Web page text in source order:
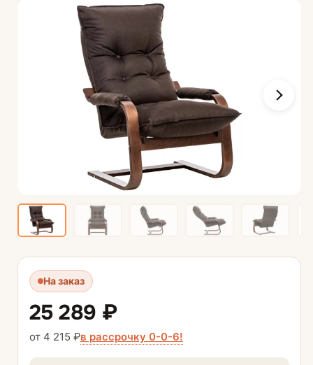
На заказ
25 289 ₽
от 4 215 ₽в рассрочку 0-0-6!